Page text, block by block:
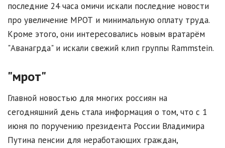
последние 24 часа омичи искали последние новости
про увеличение МРОТ и минимальную оплату труда.
Кроме этого, они интересовались новым вратарём
"Аванагрда" и искали свежий клип группы Rammstein.
"мрот"
Главной новостью для многих россиян на
сегодняшний день стала информация о том, что с 1
июня по поручению президента России Владимира
Путина пенсии для неработающих граждан,